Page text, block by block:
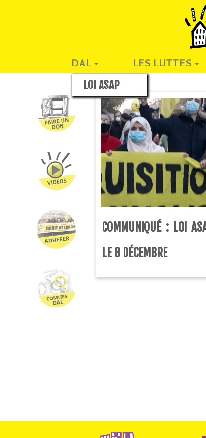
DAL LES LUTTES
LOI ASAP
COMMUNIQUÉ : LOI
LE 8 DÉCEMBRE